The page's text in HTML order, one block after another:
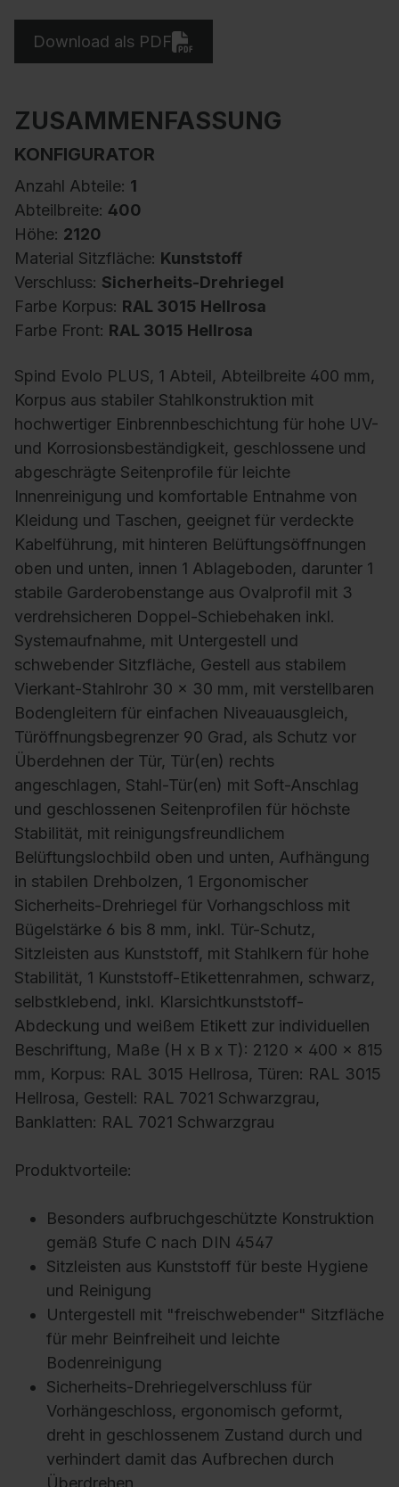
Download als PDF
ZUSAMMENFASSUNG
KONFIGURATOR
Anzahl Abteile: 1
Abteilbreite: 400
Höhe: 2120
Material Sitzfläche: Kunststoff
Verschluss: Sicherheits-Drehriegel
Farbe Korpus: RAL 3015 Hellrosa
Farbe Front: RAL 3015 Hellrosa
Spind Evolo PLUS, 1 Abteil, Abteilbreite 400 mm,
Korpus aus stabiler Stahlkonstruktion mit
hochwertiger Einbrennbeschichtung für hohe UV-
und Korrosionsbeständigkeit, geschlossene und
abgeschrägte Seitenprofile für leichte
Innenreinigung und komfortable Entnahme von
Kleidung und Taschen, geeignet für verdeckte
Kabelführung, mit hinteren Belüftungsöffnungen
oben und unten, innen 1 Ablageboden, darunter 1
stabile Garderobenstange aus Ovalprofil mit 3
verdrehsicheren Doppel-Schiebehaken inkl.
Systemaufnahme, mit Untergestell und
schwebender Sitzfläche, Gestell aus stabilem
Vierkant-Stahlrohr 30 x 30 mm, mit verstellbaren
Bodengleitern für einfachen Niveauausgleich,
Türöffnungsbegrenzer 90 Grad, als Schutz vor
Überdehnen der Tür, Tür(en) rechts
angeschlagen, Stahl-Tür(en) mit Soft-Anschlag
und geschlossenen Seitenprofilen für höchste
Stabilität, mit reinigungsfreundlichem
Belüftungslochbild oben und unten, Aufhängung
in stabilen Drehbolzen, 1 Ergonomischer
Sicherheits-Drehriegel für Vorhangschloss mit
Bügelstärke 6 bis 8 mm, inkl. Tür-Schutz,
Sitzleisten aus Kunststoff, mit Stahlkern für hohe
Stabilität, 1 Kunststoff-Etikettenrahmen, schwarz,
selbstklebend, inkl. Klarsichtkunststoff-
Abdeckung und weißem Etikett zur individuellen
Beschriftung, Maße (H x B x T): 2120 x 400 x 815
mm, Korpus: RAL 3015 Hellrosa, Türen: RAL 3015
Hellrosa, Gestell: RAL 7021 Schwarzgrau,
Banklatten: RAL 7021 Schwarzgrau
Produktvorteile:
Besonders aufbruchgeschützte Konstruktion
gemäß Stufe C nach DIN 4547
Sitzleisten aus Kunststoff für beste Hygiene
und Reinigung
Untergestell mit "freischwebender" Sitzfläche
für mehr Beinfreiheit und leichte
Bodenreinigung
Sicherheits-Drehriegelverschluss für
Vorhängeschloss, ergonomisch geformt,
dreht in geschlossenem Zustand durch und
verhindert damit das Aufbrechen durch
Überdrehen